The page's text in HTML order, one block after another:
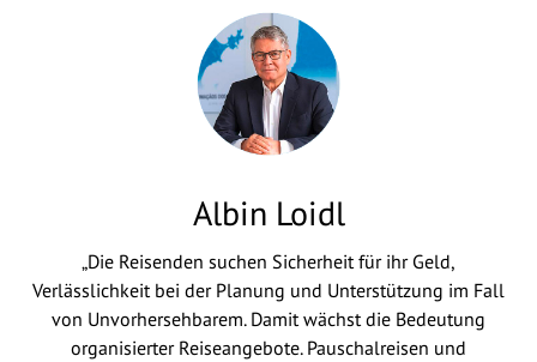
Albin Loidl
„Die Reisenden suchen Sicherheit für ihr Geld,
Verlässlichkeit bei der Planung und Unterstützung im Fall
von Unvorhersehbarem. Damit wächst die Bedeutung
organisierter Reiseangebote. Pauschalreisen und